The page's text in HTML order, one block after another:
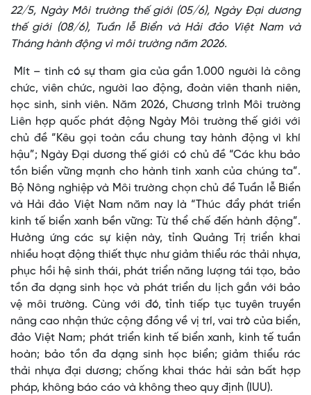
22/5, Ngày Môi trường thế giới (05/6), Ngày Đại dương
thế giới (08/6), Tuần lễ Biển và Hải đảo Việt Nam và
Tháng hành động vì môi trường năm 2026.
Mít – tinh có sự tham gia của gần 1.000 người là công
chức, viên chức, người lao động, đoàn viên thanh niên,
học sinh, sinh viên. Năm 2026, Chương trình Môi trường
Liên hợp quốc phát động Ngày Môi trường thế giới với
chủ đề “Kêu gọi toàn cầu chung tay hành động vì khí
hậu”; Ngày Đại dương thế giới có chủ đề “Các khu bảo
tồn biển vững mạnh cho hành tinh xanh của chúng ta”.
Bộ Nông nghiệp và Môi trường chọn chủ đề Tuần lễ Biển
và Hải đảo Việt Nam năm nay là “Thúc đẩy phát triển
kinh tế biển xanh bền vững: Từ thể chế đến hành động”.
Hưởng ứng các sự kiện này, tỉnh Quảng Trị triển khai
nhiều hoạt động thiết thực như giảm thiểu rác thải nhựa,
phục hồi hệ sinh thái, phát triển năng lượng tái tạo, bảo
tồn đa dạng sinh học và phát triển du lịch gắn với bảo
vệ môi trường. Cùng với đó, tỉnh tiếp tục tuyên truyền
nâng cao nhận thức cộng đồng về vị trí, vai trò của biển,
đảo Việt Nam; phát triển kinh tế biển xanh, kinh tế tuần
hoàn; bảo tồn đa dạng sinh học biển; giảm thiểu rác
thải nhựa đại dương; chống khai thác hải sản bất hợp
pháp, không báo cáo và không theo quy định (IUU).